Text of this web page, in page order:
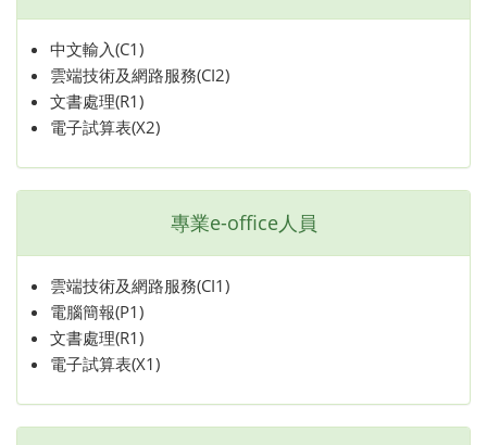
中文輸入(C1)
雲端技術及網路服務(CI2)
文書處理(R1)
電子試算表(X2)
專業e-office人員
雲端技術及網路服務(CI1)
電腦簡報(P1)
文書處理(R1)
電子試算表(X1)